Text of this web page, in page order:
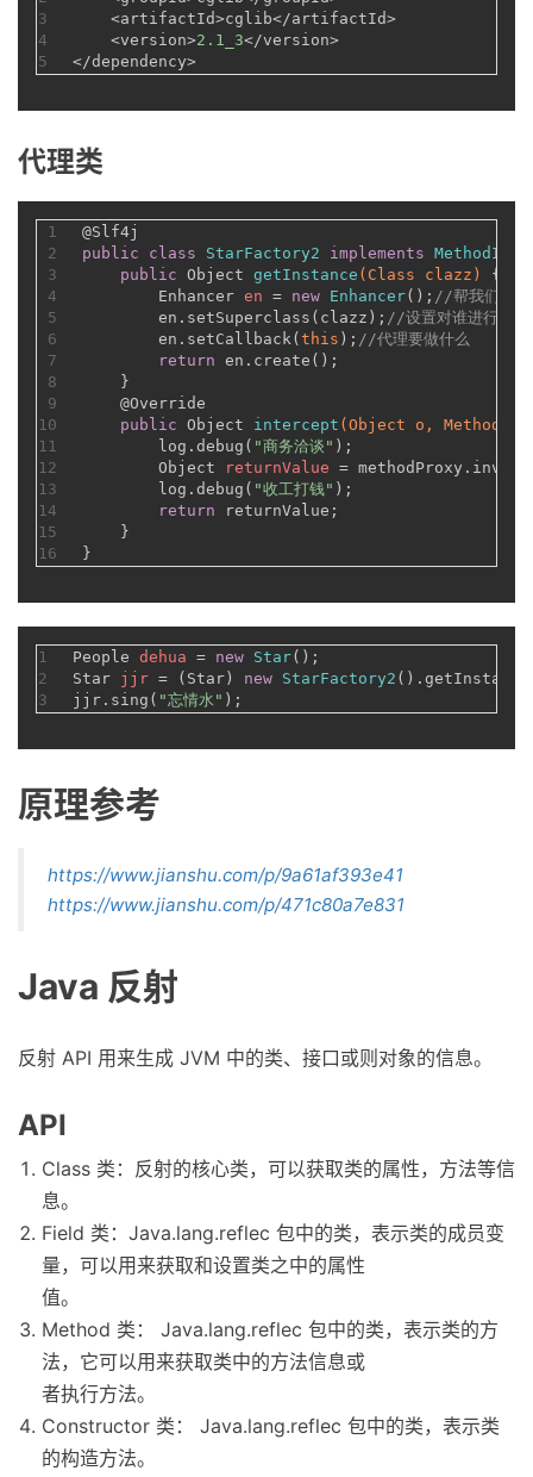
3
4
5
    <artifactId>cglib</artifactId>
    <version>
2.1_3</version>
</dependency>
代理类
1
2
3
4
5
6
7
8
9
10
11
12
13
14
15
16
@Slf4j
public
class StarFactory2 implements
public Object getInstance (Class clazz)
{
Enhancer en = new Enhancer(); //帮我们生成
        en.setSuperclass(clazz);
//设置对谁进行代理
        en.setCallback(
this ); //代理要做什么
return en.create();
    }
@Override
public Object intercept (Object o, Method
        log.debug(
"商务洽谈" );
Object
returnValue =
        log.debug(
"收工打钱" );
return returnValue;
    }
}
1
2
3
People dehua = new Star();
Star jjr = (Star) new StarFactory2
jjr.sing( "忘情水" );
原理参考
https://www.jianshu.com/p/9a61af393e41
https://www.jianshu.com/p/471c80a7e831
Java 反射
反射 API 用来生成 JVM 中的类、接口或则对象的信息。
API
Class 类：反射的核心类，可以获取类的属性，方法等信
息。
Field 类：Java.lang.reflec 包中的类，表示类的成员变
量，可以用来获取和设置类之中的属性
值。
Method 类： Java.lang.reflec 包中的类，表示类的方
法，它可以用来获取类中的方法信息或
者执行方法。
Constructor 类： Java.lang.reflec 包中的类，表示类
的构造方法。